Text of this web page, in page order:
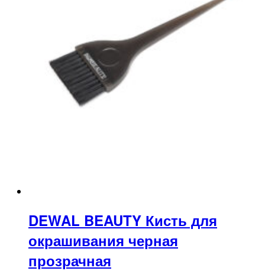
DEWAL BEAUTY Кисть для
окрашивания черная
прозрачная